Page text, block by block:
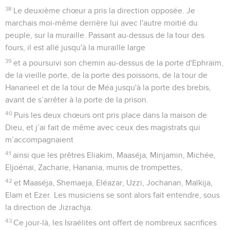
38 Le deuxième chœur a pris la direction opposée. Je
marchais moi-même derrière lui avec l'autre moitié du
peuple, sur la muraille. Passant au-dessus de la tour des
fours, il est allé jusqu'à la muraille large
39 et a poursuivi son chemin au-dessus de la porte d'Ephraïm,
de la vieille porte, de la porte des poissons, de la tour de
Hananeel et de la tour de Méa jusqu'à la porte des brebis,
avant de s’arrêter à la porte de la prison.
40 Puis les deux chœurs ont pris place dans la maison de
Dieu, et j’ai fait de même avec ceux des magistrats qui
m’accompagnaient
41 ainsi que les prêtres Eliakim, Maaséja, Minjamin, Michée,
Eljoénaï, Zacharie, Hanania, munis de trompettes,
42 et Maaséja, Shemaeja, Eléazar, Uzzi, Jochanan, Malkija,
Elam et Ezer. Les musiciens se sont alors fait entendre, sous
la direction de Jizrachja.
43 Ce jour-là, les Israélites ont offert de nombreux sacrifices